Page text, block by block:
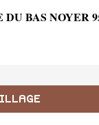
DU BAS NOYER